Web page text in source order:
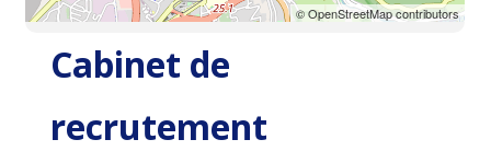
© OpenStreetMap contributors
Cabinet de
recrutement